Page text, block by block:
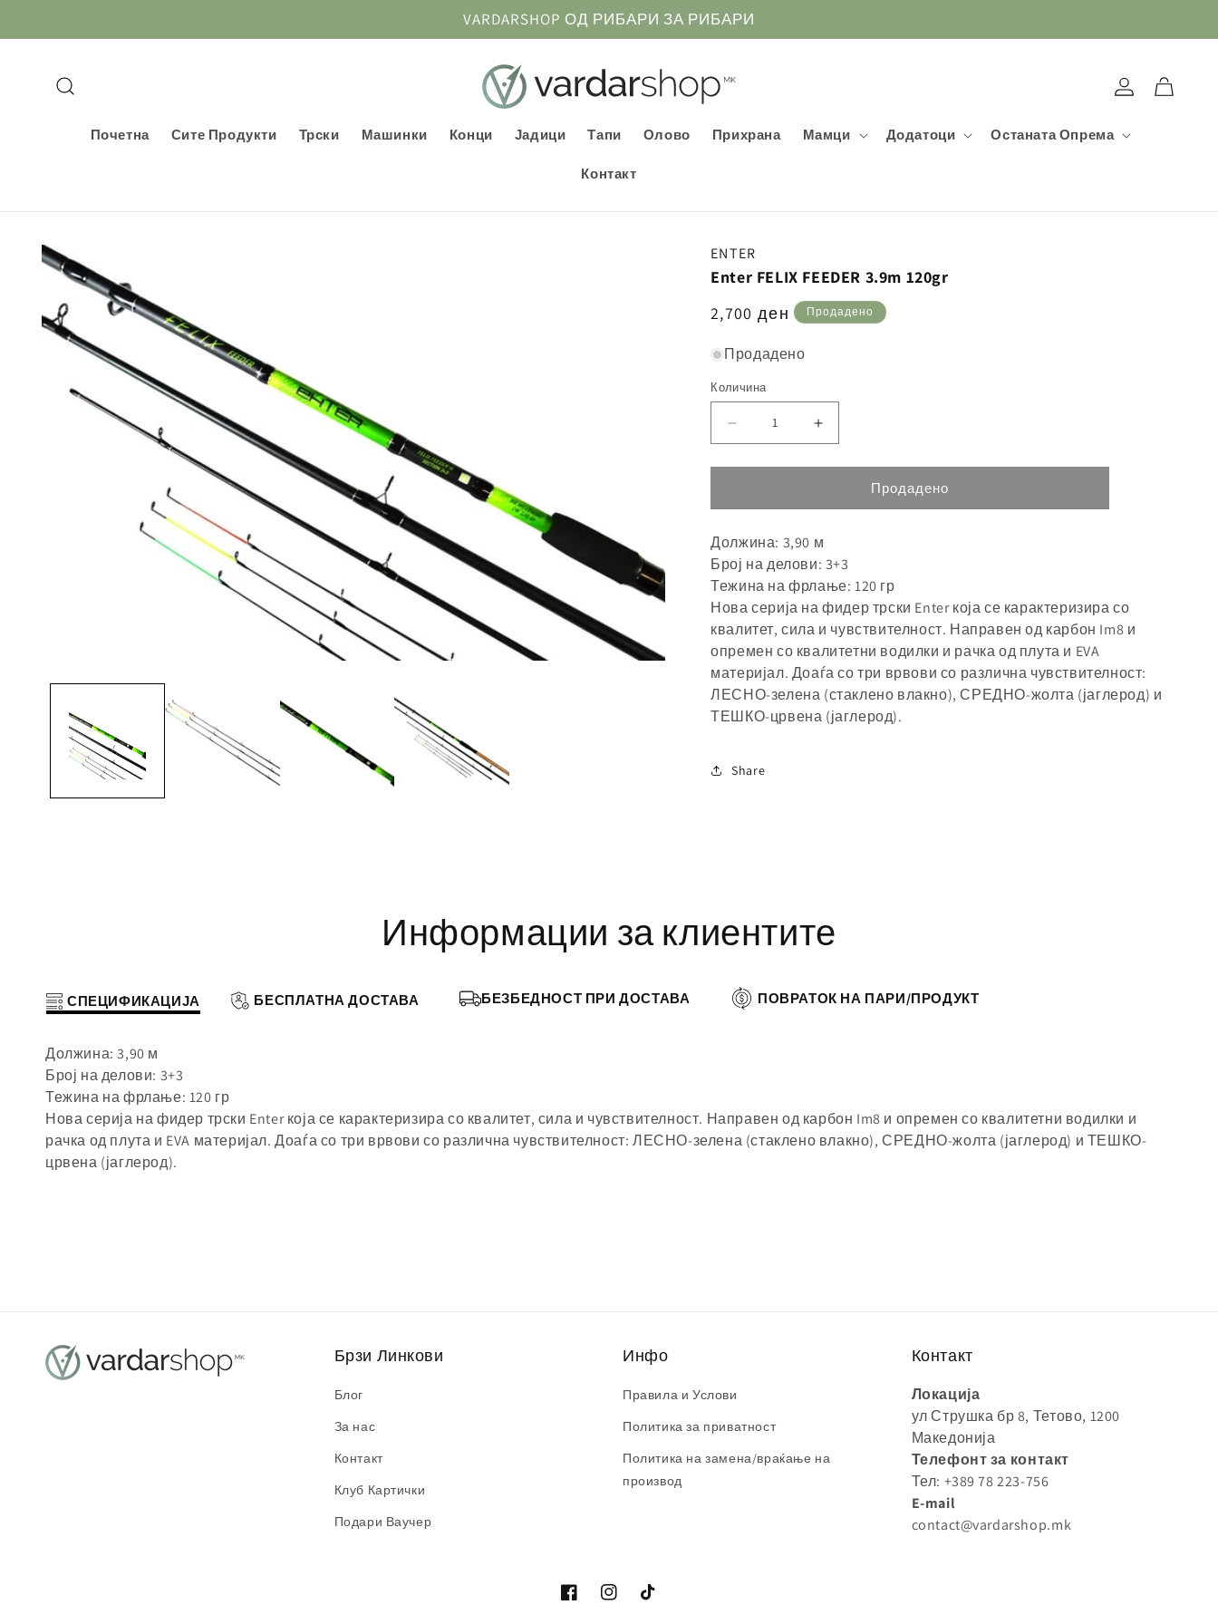
содржината
VARDARSHOP ОД РИБАРИ ЗА РИБАРИ
Почетна Сите Продукти Трски Машинки Конци Јадици Тапи Олово Прихрана Мамци Додатоци Останата Опрема
Контакт
Најавете
Кошничка
Информации
за продуктот
ENTER
Enter FELIX FEEDER 3.9m 120gr
Регуларна
2,700 ден Продадено
Продадено
Количина
Намалете
за
Зголемете
количината
за
Продадено
Должина: 3,90 м
Број на делови: 3+3
Тежина на фрлање: 120 гр
Нова серија на фидер трски Enter која се карактеризира со
квалитет, сила и чувствителност. Направен од карбон Im8 и
опремен со квалитетни водилки и рачка од плута и EVA
материјал. Доаѓа со три врвови со различна чувствителност:
ЛЕСНО-зелена (стаклено влакно), СРЕДНО-жолта (јаглерод) и
ТЕШКО-црвена (јаглерод).
Share
Информации за клиентите
СПЕЦИФИКАЦИЈА БЕСПЛАТНА ДОСТАВА БЕЗБЕДНОСТ ПРИ ДОСТАВА ПОВРАТОК НА ПАРИ/ПРОДУКТ
Должина: 3,90 м
Број на делови: 3+3
Тежина на фрлање: 120 гр
Нова серија на фидер трски Enter која се карактеризира со квалитет, сила и чувствителност. Направен од карбон Im8 и опремен со квалитетни водилки и
рачка од плута и EVA материјал. Доаѓа со три врвови со различна чувствителност: ЛЕСНО-зелена (стаклено влакно), СРЕДНО-жолта (јаглерод) и ТЕШКО-
црвена (јаглерод).
Брзи Линкови
Блог
За нас
Контакт
Клуб Картички
Подари Ваучер
Инфо
Правила и Услови
Политика за приватност
Политика на замена/враќање на
производ
Контакт
Локација
ул Струшка бр 8, Тетово, 1200
Македонија
Телефонт за контакт
Тел: +389 78 223-756
E-mail
contact@vardarshop.mk
FacebookInstagram